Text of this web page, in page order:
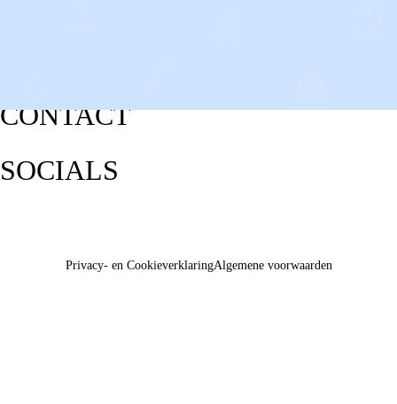
CONTACT
SOCIALS
Privacy- en CookieverklaringAlgemene voorwaarden